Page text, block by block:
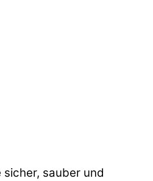
sauber und